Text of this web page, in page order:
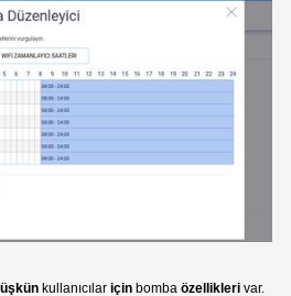
kullanıcılar için bomba özellikleri var.